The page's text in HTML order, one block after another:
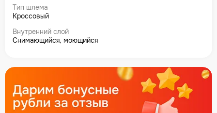
Тип шлема
Кроссовый
Внутренний слой
Снимающийся, моющийся